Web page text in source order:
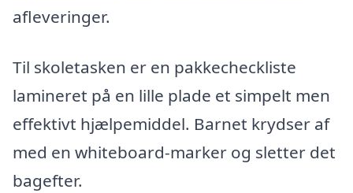
afleveringer.
Til skoletasken er en pakkecheckliste
lamineret på en lille plade et simpelt men
effektivt hjælpemiddel. Barnet krydser af
med en whiteboard-marker og sletter det
bagefter.